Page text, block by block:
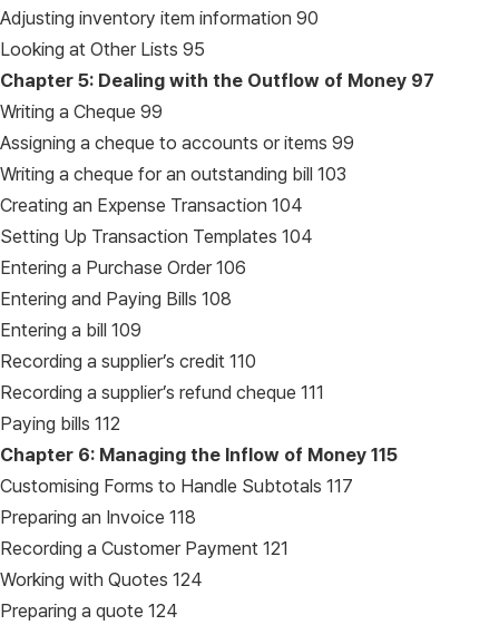
Adjusting inventory item information 90
Looking at Other Lists 95
Chapter 5: Dealing with the Outflow of Money 97
Writing a Cheque 99
Assigning a cheque to accounts or items 99
Writing a cheque for an outstanding bill 103
Creating an Expense Transaction 104
Setting Up Transaction Templates 104
Entering a Purchase Order 106
Entering and Paying Bills 108
Entering a bill 109
Recording a supplier’s credit 110
Recording a supplier’s refund cheque 111
Paying bills 112
Chapter 6: Managing the Inflow of Money 115
Customising Forms to Handle Subtotals 117
Preparing an Invoice 118
Recording a Customer Payment 121
Working with Quotes 124
Preparing a quote 124